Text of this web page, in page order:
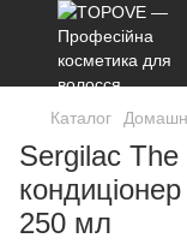
Каталог
Sergilac
250 мл